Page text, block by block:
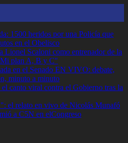
1500 heridos por una Policía que
en el Obelisco
Lionel Scaloni como entrenador de la
plan A, B y C"
en el Senado EN VIVO: debate,
minuto a minuto
canto viral contra el Gobierno tras la
el relato en vivo de Nicolás Munafó
a C5N en elCongreso